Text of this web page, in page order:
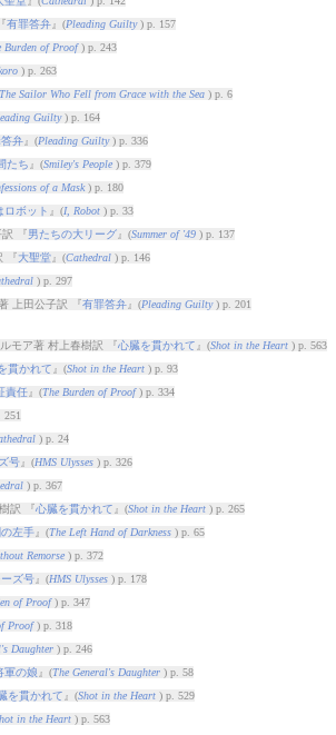
有罪答弁』(Pleading Guilty) p. 157
Burden of Proof) p. 243
) p. 263
Sailor Who Fell from Grace with the Sea) p. 6
Guilty) p. 164
弁』(Pleading Guilty) p. 336
たち 』(Smiley's People) p. 379
of a Mask) p. 180
ロボット 』(I, Robot) p. 33
『 男たちの大リーグ』(Summer of '49) p. 137
『 大聖堂』(Cathedral) p. 146
) p. 297
上田公子訳 『有罪答弁』(Pleading Guilty) p. 201
モア著 村上春樹訳 『心臓を貫かれて 』(Shot in the Heart) p. 563
貫かれて 』(Shot in the Heart) p. 93
責任』(The Burden of Proof) p. 334
) p. 24
号』(HMS Ulysses) p. 326
) p. 367
訳 『心臓を貫かれて 』(Shot in the Heart) p. 265
の左手』(The Left Hand of Darkness) p. 65
Remorse) p. 372
ズ号』(HMS Ulysses) p. 178
of Proof) p. 347
Proof) p. 318
Daughter) p. 246
軍の娘 』(The General's Daughter) p. 58
を貫かれて 』(Shot in the Heart) p. 529
in the Heart) p. 563